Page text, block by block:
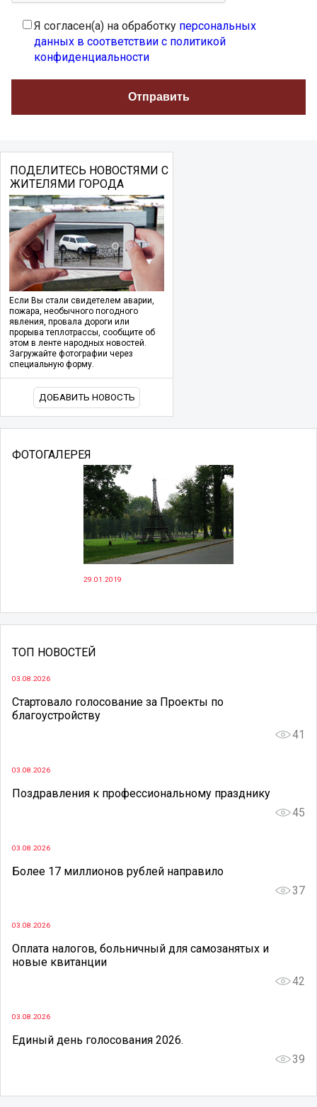
Я согласен(а) на обработку персональных
данных в соответствии с политикой
конфиденциальности
ПОДЕЛИТЕСЬ НОВОСТЯМИ С
ЖИТЕЛЯМИ ГОРОДА
Если Вы стали свидетелем аварии,
пожара, необычного погодного
явления, провала дороги или
прорыва теплотрассы, сообщите об
этом в ленте народных новостей.
Загружайте фотографии через
специальную форму.
ДОБАВИТЬ НОВОСТЬ
ФОТОГАЛЕРЕЯ
29.01.2019
ТОП НОВОСТЕЙ
03.08.2026
Стартовало голосование за Проекты по
благоустройству
41
03.08.2026
Поздравления к профессиональному празднику
45
03.08.2026
Более 17 миллионов рублей направило
37
03.08.2026
Оплата налогов, больничный для самозанятых и
новые квитанции
42
03.08.2026
Единый день голосования 2026.
39